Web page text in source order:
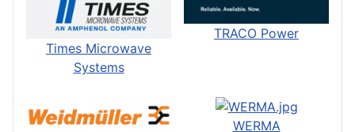
Times Microwave
Systems
TRACO Power
WERMA